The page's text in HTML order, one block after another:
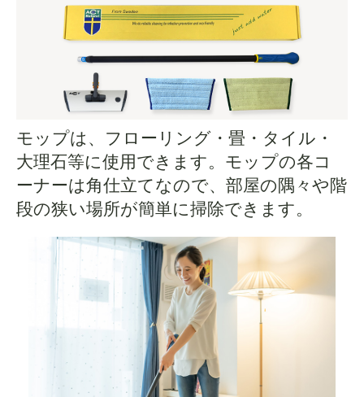
モップは、フローリング・畳・タイル・
大理石等に使用できます。モップの各コ
ーナーは角仕立てなので、部屋の隅々や階
段の狭い場所が簡単に掃除できます。